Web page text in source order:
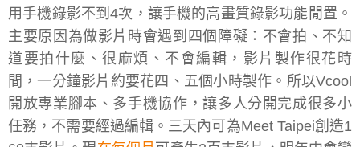
用手機錄影不到4次，讓手機的高畫質錄影功能閒置。
主要原因為做影片時會遇到四個障礙：不會拍、不知
道要拍什麼、很麻煩、不會編輯，影片製作很花時
間，一分鐘影片約要花四、五個小時製作。所以Vcool
開放專業腳本、多手機協作，讓多人分開完成很多小
任務，不需要經過編輯。三天內可為Meet Taipei創造1